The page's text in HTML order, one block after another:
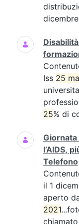
Iss 25
25% di
l’AIDS,
Telefono
il 1
aperto
2021